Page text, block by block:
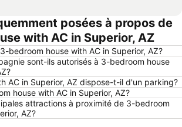
posées à propos de
with AC in Superior, AZ
bedroom house with AC in Superior, AZ?
sont-ils autorisés à 3-bedroom house
AC in Superior, AZ dispose-t-il d'un parking?
house with AC in Superior, AZ?
attractions à proximité de 3-bedroom
AZ?